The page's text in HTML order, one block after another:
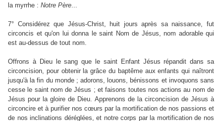
la myrrhe : Notre Père...
7° Considérez que Jésus-Christ, huit jours après sa naissance, fut
circoncis et qu'on lui donna le saint Nom de Jésus, nom adorable qui
est au-dessus de tout nom.
Offrons à Dieu le sang que le saint Enfant Jésus répandit dans sa
circoncision, pour obtenir la grâce du baptême aux enfants qui naîtront
jusqu'à la fin du monde ; adorons, louons, bénissons et invoquons sans
cesse le saint nom de Jésus ; et faisons toutes nos actions au nom de
Jésus pour la gloire de Dieu. Apprenons de la circoncision de Jésus à
circoncire et à purifier nos cœurs par la mortification de nos passions et
de nos inclinations déréglées, et notre corps par la mortification de nos